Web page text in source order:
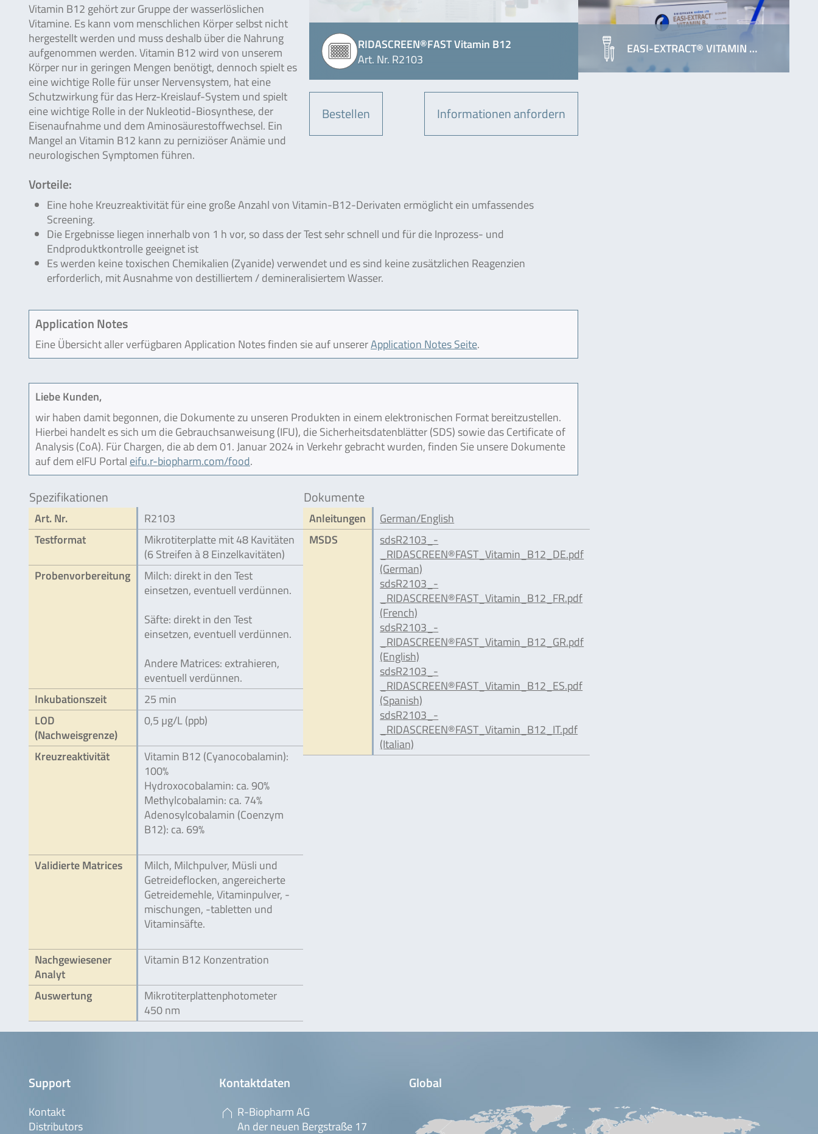
RIDASCREEN®FAST Vitamin B12
Art. Nr. R2103
Bestellen Informationen anfordern
Vitamin B12 gehört zur Gruppe der wasserlöslichen
Vitamine. Es kann vom menschlichen Körper selbst nicht
hergestellt werden und muss deshalb über die Nahrung
aufgenommen werden. Vitamin B12 wird von unserem
Körper nur in geringen Mengen benötigt, dennoch spielt es
eine wichtige Rolle für unser Nervensystem, hat eine
Schutzwirkung für das Herz-Kreislauf-System und spielt
eine wichtige Rolle in der Nukleotid-Biosynthese, der
Eisenaufnahme und dem Aminosäurestoffwechsel. Ein
Mangel an Vitamin B12 kann zu perniziöser Anämie und
neurologischen Symptomen führen.
Vorteile:
Eine hohe Kreuzreaktivität für eine große Anzahl von Vitamin-B12-Derivaten ermöglicht ein umfassendes
Screening.
Die Ergebnisse liegen innerhalb von 1 h vor, so dass der Test sehr schnell und für die Inprozess- und
Endproduktkontrolle geeignet ist
Es werden keine toxischen Chemikalien (Zyanide) verwendet und es sind keine zusätzlichen Reagenzien
erforderlich, mit Ausnahme von destilliertem / demineralisiertem Wasser.
Application Notes
Eine Übersicht aller verfügbaren Application Notes finden sie auf unsererApplication Notes Seite.
Liebe Kunden,
wir haben damit begonnen, die Dokumente zu unseren Produkten in einem elektronischen Format bereitzustellen.
Hierbei handelt es sich um die Gebrauchsanweisung (IFU), die Sicherheitsdatenblätter (SDS) sowie das Certificate of
Analysis (CoA). Für Chargen, die ab dem 01. Januar 2024 in Verkehr gebracht wurden, finden Sie unsere Dokumente
auf dem eIFU Portal eifu.r-biopharm.com/food.
Spezifikationen
Art. Nr.
R2103
Testformat
Mikrotiterplatte mit 48 Kavitäten
(6 Streifen à 8 Einzelkavitäten)
Probenvorbereitung
Milch: direkt in den Test
einsetzen, eventuell verdünnen.
Säfte: direkt in den Test
einsetzen, eventuell verdünnen.
Andere Matrices: extrahieren,
eventuell verdünnen.
Inkubationszeit
25 min
LOD
(Nachweisgrenze)
0,5 µg/L (ppb)
Kreuzreaktivität
Vitamin B12 (Cyanocobalamin):
100%
Hydroxocobalamin: ca. 90%
Methylcobalamin: ca. 74%
Adenosylcobalamin (Coenzym
B12): ca. 69%
Validierte Matrices
Milch, Milchpulver, Müsli und
Getreideflocken, angereicherte
Getreidemehle, Vitaminpulver, -
mischungen, -tabletten und
Vitaminsäfte.
Nachgewiesener
Analyt
Vitamin B12 Konzentration
Auswertung
Mikrotiterplattenphotometer
450 nm
Dokumente
Anleitungen
German/English
MSDS
sdsR2103_-
_RIDASCREEN®FAST_Vitamin_B12_DE.pdf
(German)
sdsR2103_-
_RIDASCREEN®FAST_Vitamin_B12_FR.pdf
(French)
sdsR2103_-
_RIDASCREEN®FAST_Vitamin_B12_GR.pdf
(English)
sdsR2103_-
_RIDASCREEN®FAST_Vitamin_B12_ES.pdf
(Spanish)
sdsR2103_-
_RIDASCREEN®FAST_Vitamin_B12_IT.pdf
(Italian)
EASI-EXTRACT® VITAMIN …
Support
Kontakt
Distributors
Kontaktdaten
R-Biopharm AG
An der neuen Bergstraße 17
Global